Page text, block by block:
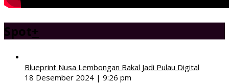
Spot+
Blueprint Nusa Lembongan Bakal Jadi Pulau Digital
18 Desember 2024 | 9:26 pm